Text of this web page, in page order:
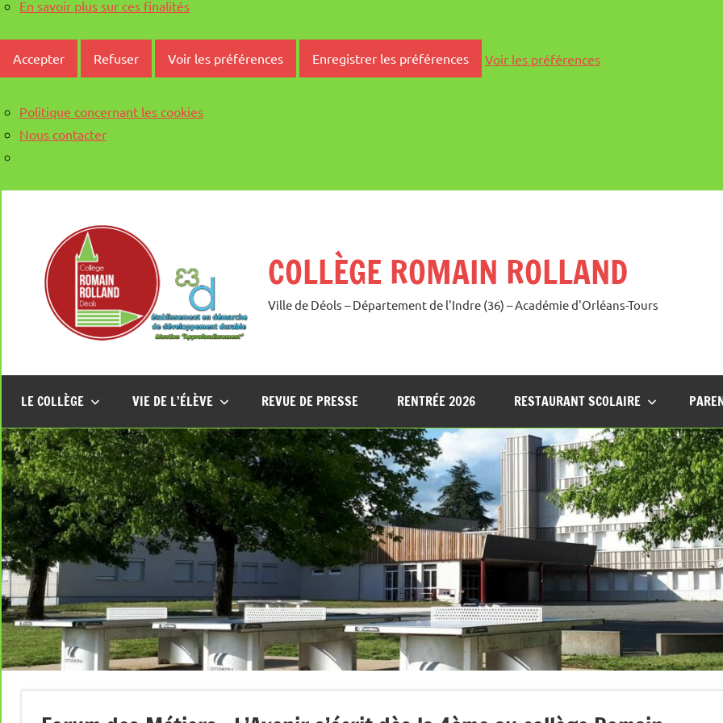
En savoir plus sur ces finalités
Accepter Refuser Voir les préférences Enregistrer les préférences Voir les préférences
Politique concernant les cookies
Nous contacter
COLLÈGE ROMAIN ROLLAND
Ville de Déols – Département de l'Indre (36) – Académie d'Orléans-Tours
LE COLLÈGE VIE DE L’ÉLÈVE REVUE DE PRESSE RENTRÉE 2026 RESTAURANT SCOLAIRE